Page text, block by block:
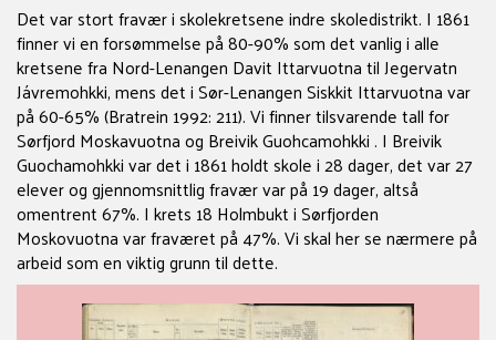
Det var stort fravær i skolekretsene indre skoledistrikt. I 1861
finner vi en forsømmelse på 80-90% som det vanlig i alle
kretsene fra Nord-Lenangen Davit Ittarvuotna til Jegervatn
Jávremohkki, mens det i Sør-Lenangen Siskkit Ittarvuotna var
på 60-65% (Bratrein 1992: 211). Vi finner tilsvarende tall for
Sørfjord Moskavuotna og Breivik Guohcamohkki . I Breivik
Guochamohkki var det i 1861 holdt skole i 28 dager, det var 27
elever og gjennomsnittlig fravær var på 19 dager, altså
omentrent 67%. I krets 18 Holmbukt i Sørfjorden
Moskovuotna var fraværet på 47%. Vi skal her se nærmere på
arbeid som en viktig grunn til dette.